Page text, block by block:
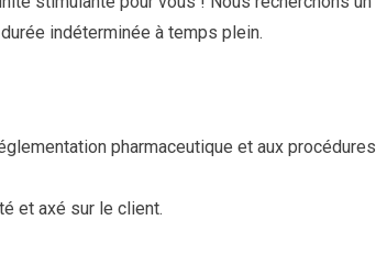
indéterminée à temps plein.
pharmaceutique et aux procédures
et axé sur le client.